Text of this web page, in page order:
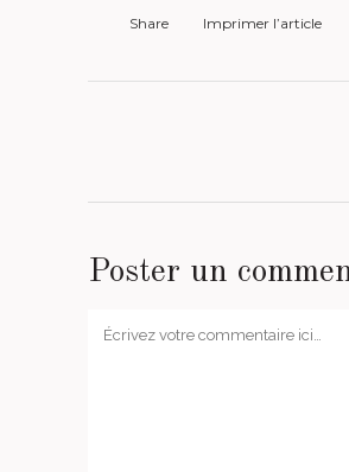
Share Imprimer l’article
Poster un